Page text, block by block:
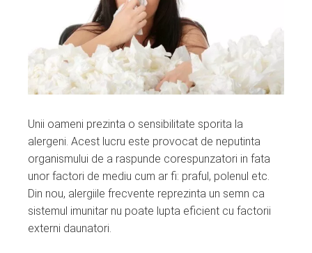
Unii oameni prezinta o sensibilitate sporita la
alergeni. Acest lucru este provocat de neputinta
organismului de a raspunde corespunzatori in fata
unor factori de mediu cum ar fi: praful, polenul etc.
Din nou, alergiile frecvente reprezinta un semn ca
sistemul imunitar nu poate lupta eficient cu factorii
externi daunatori.